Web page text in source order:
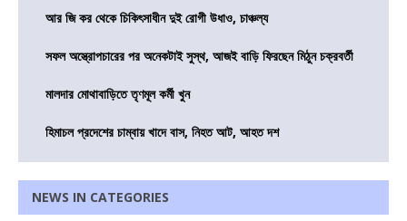
আর জি কর থেকে চিকিৎসাধীন দুই রোগী উধাও, চাঞ্চল্য
সফল অস্ত্রোপচারের পর অনেকটাই সুস্থ, আজই বাড়ি ফিরছেন মিঠুন চক্রবর্তী
মালদার মোথাবাড়িতে তৃণমূল কর্মী খুন
হিমাচল প্রদেশের চাম্বায় খাদে বাস, নিহত আট, আহত দশ
NEWS IN CATEGORIES